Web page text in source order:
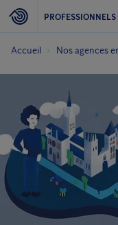
PROFESSIONNELS
Accueil Nos agences